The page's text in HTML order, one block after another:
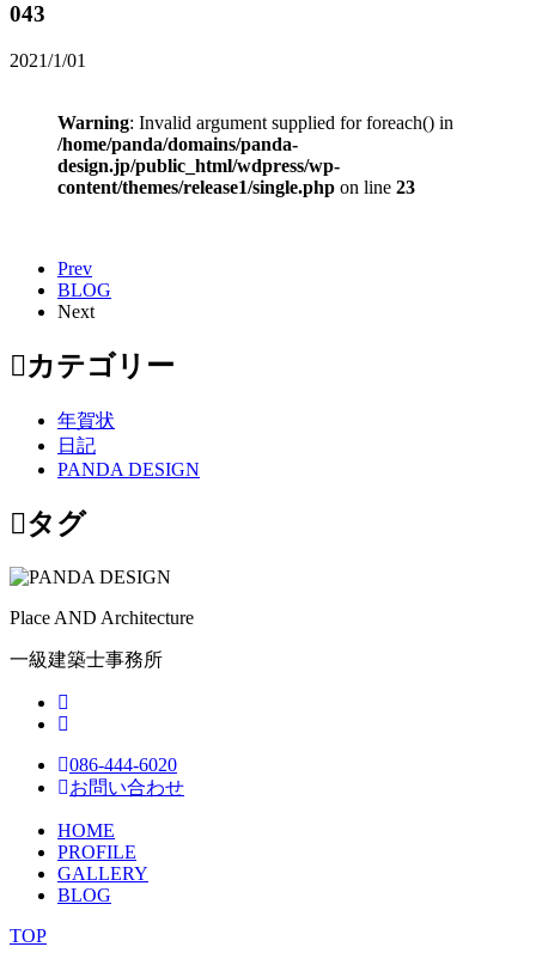
043
2021/1/01
Warning: Invalid argument supplied for foreach() in
/home/panda/domains/panda-
design.jp/public_html/wdpress/wp-
content/themes/release1/single.php on line 23
Prev
BLOG
Next
カテゴリー
年賀状
日記
PANDA DESIGN
タグ
Place AND Architecture
一級建築士事務所
086-444-6020
お問い合わせ
HOME
PROFILE
GALLERY
BLOG
TOP